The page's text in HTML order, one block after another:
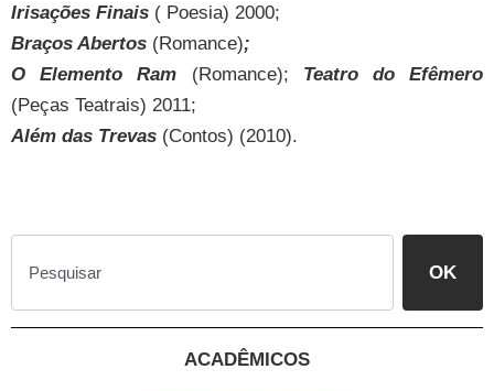
Irisações Finais ( Poesia) 2000;
Braços Abertos (Romance);
O Elemento Ram (Romance); Teatro do Efêmero
(Peças Teatrais) 2011;
Além das Trevas (Contos) (2010).
OK
ACADÊMICOS